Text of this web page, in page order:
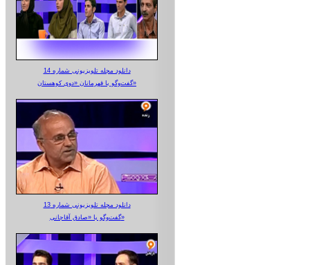
دانلود مجله تلویزیونی شماره 14
گفت‌وگو با قهرمانان «دوی کوهستان»
دانلود مجله تلویزیونی شماره 13
گفت‌وگو با «صادق آقاجانی»